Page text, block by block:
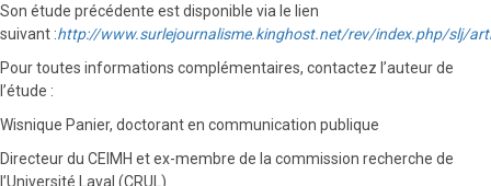
Son étude précédente est disponible via le lien
suivant :http://www.surlejournalisme.kinghost.net/rev/index.php/slj/
Pour toutes informations complémentaires, contactez l’auteur de
l’étude :
Wisnique Panier, doctorant en communication publique
Directeur du CEIMH et ex-membre de la commission recherche de
l’Université Laval (CRUL)